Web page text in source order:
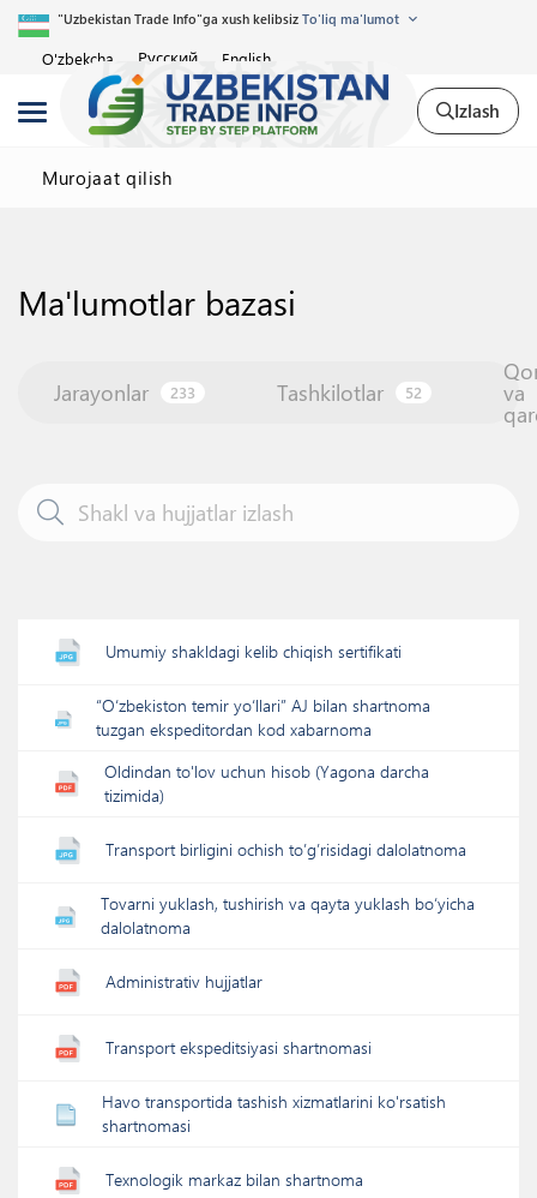
"Uzbekistan Trade Info"ga xush kelibsiz To'liq ma'lumot
O'zbekcha Русский English
Izlash
Murojaat qilish
Ma'lumotlar bazasi
Jarayonlar 233 Tashkilotlar 52 va
Umumiy shakldagi kelib chiqish sertifikati
“O‘zbekiston temir yo‘llari” AJ bilan shartnoma
tuzgan ekspeditordan kod xabarnoma
Oldindan to'lov uchun hisob (Yagona darcha
tizimida)
Transport birligini ochish to’g’risidagi dalolatnoma
Tovarni yuklash, tushirish va qayta yuklash bo‘yicha
dalolatnoma
Administrativ hujjatlar
Transport ekspeditsiyasi shartnomasi
Havo transportida tashish xizmatlarini ko'rsatish
shartnomasi
Texnologik markaz bilan shartnoma